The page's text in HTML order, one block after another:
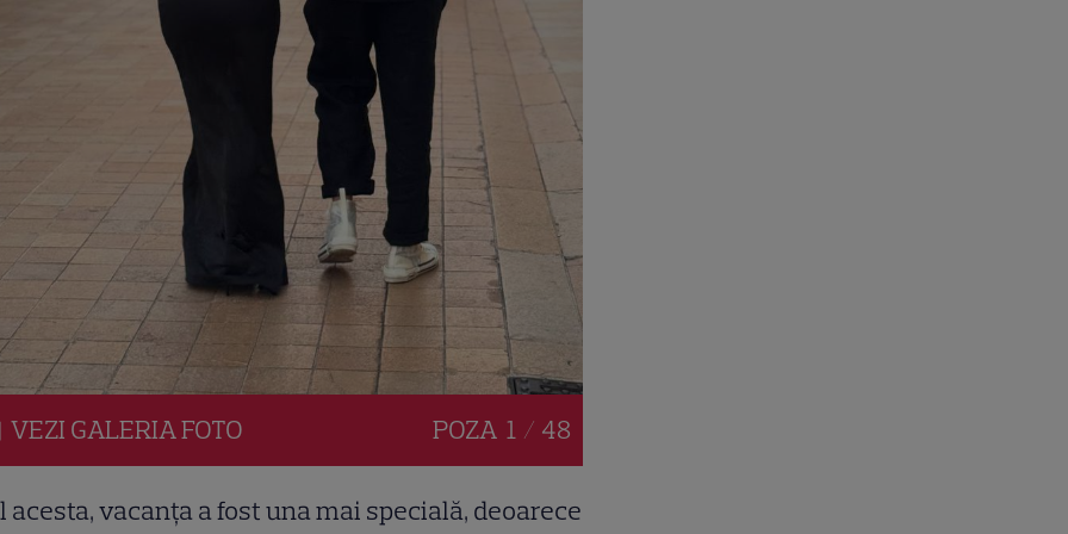
VEZI GALERIAFOTO POZA 1 / 48
acesta, vacanța a fost una mai specială, deoarece